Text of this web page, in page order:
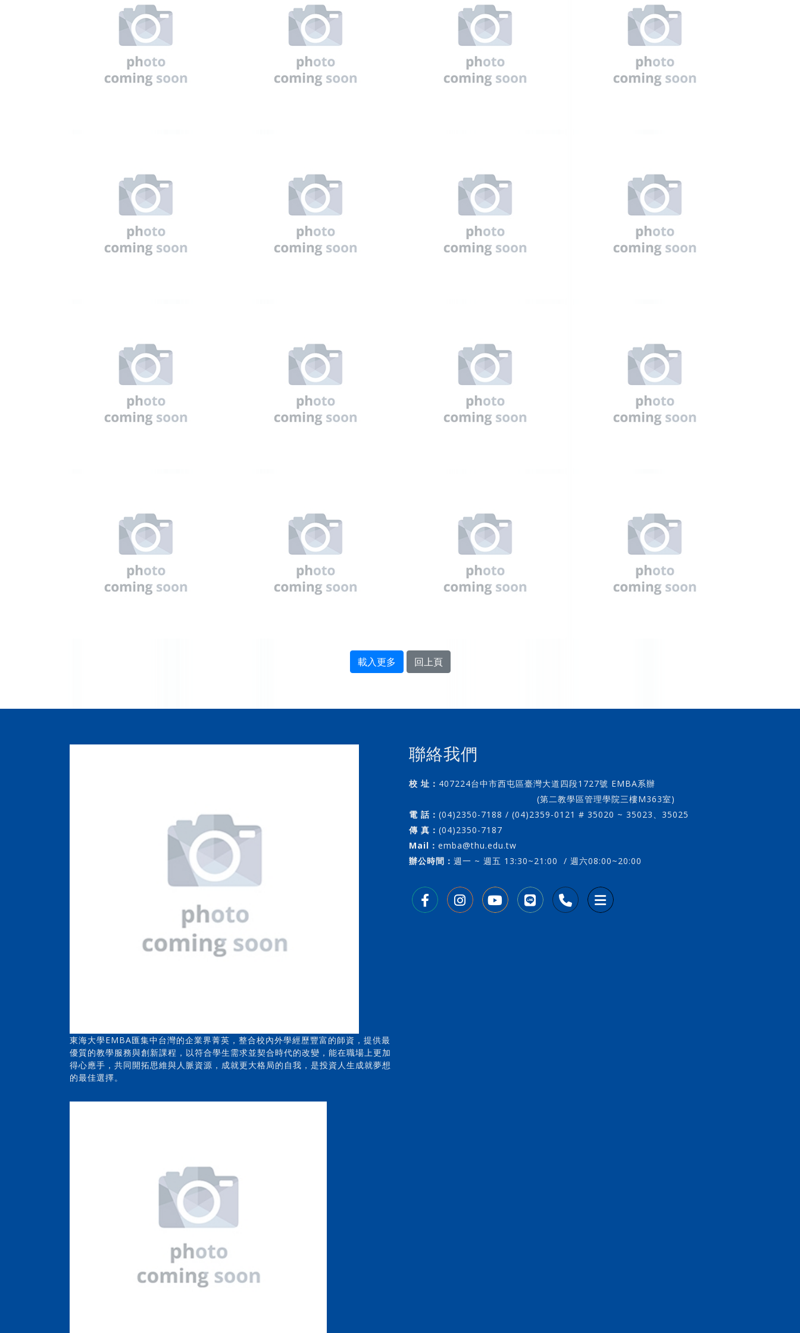
載入更多 回上頁
東海大學EMBA匯集中台灣的企業界菁英，整合校內外學經歷豐富的師資，提供最
優質的教學服務與創新課程，以符合學生需求並契合時代的改變，能在職場上更加
得心應手，共同開拓思維與人脈資源，成就更大格局的自我，是投資人生成就夢想
的最佳選擇。
聯絡我們
校 址： 407224台中市西屯區臺灣大道四段1727號 EMBA系辦
(第二教學區管理學院三樓M363室)
電 話： (04)2350-7188 / (04)2359-0121 # 35020 ~ 35023、35025
傳 真： (04)2350-7187
Mail： emba@thu.edu.tw
辦公時間： 週一 ~ 週五 13:30~21:00 / 週六08:00~20:00